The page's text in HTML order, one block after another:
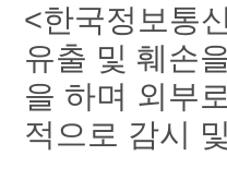
<한국정보통
유출 및 훼손
을 하며 외부
적으로 감시